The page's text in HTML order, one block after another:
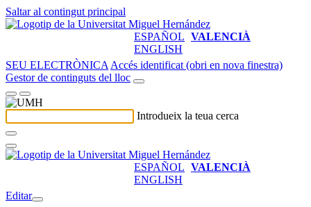
Saltar al contingut principal
ESPAÑOL VALENCIÀ
ENGLISH
SEU ELECTRÒNICA Accés identificat (obri en nova finestra)
Gestor de continguts del lloc
Introdueix la teua cerca
ESPAÑOL VALENCIÀ
ENGLISH
Editar